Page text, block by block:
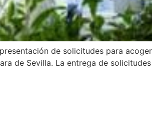
de solicitudes para
de Sevilla. La entrega de